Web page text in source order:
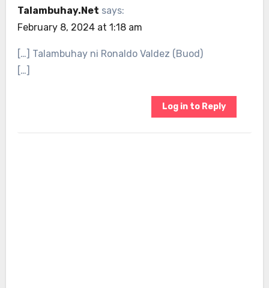
Talambuhay.Net says:
February 8, 2024 at 1:18 am
[…] Talambuhay ni Ronaldo Valdez (Buod)
[…]
Log in to Reply